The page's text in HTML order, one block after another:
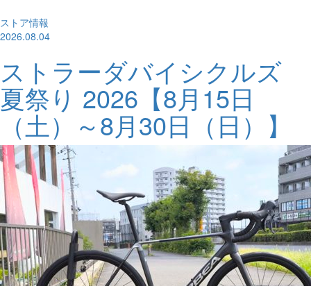
ストア情報
2026.08.04
ストラーダバイシクルズ
夏祭り 2026【8月15日
（土）～8月30日（日）】